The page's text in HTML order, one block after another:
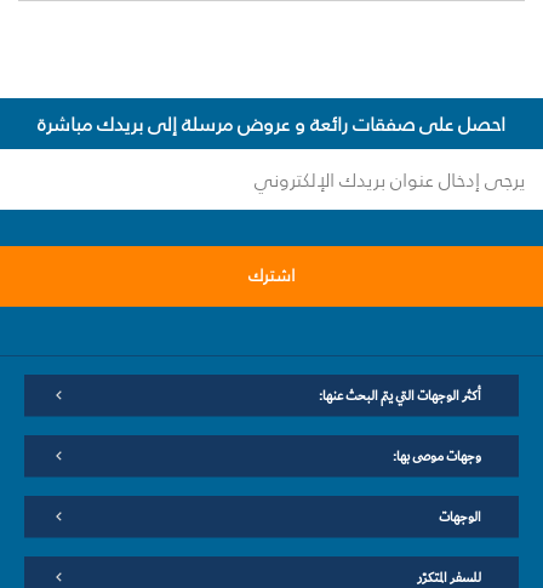
احصل على صفقات رائعة و عروض مرسلة إلى بريدك مباشرة
اشترك
أكثر الوجهات التي يتم البحث عنها:
وجهات موصى بها:
الوجهات
للسفر المتكرّر